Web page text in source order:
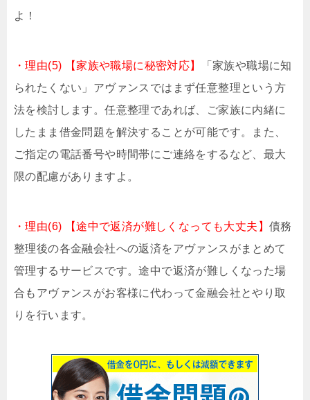
よ！
・理由(5) 【家族や職場に秘密対応】
「家族や職場に知
られたくない」アヴァンスではまず任意整理という方
法を検討します。任意整理であれば、ご家族に内緒に
したまま借金問題を解決することが可能です。また、
ご指定の電話番号や時間帯にご連絡をするなど、最大
限の配慮がありますよ。
・理由(6) 【途中で返済が難しくなっても大丈夫】 債務
整理後の各金融会社への返済をアヴァンスがまとめて
管理するサービスです。途中で返済が難しくなった場
合もアヴァンスがお客様に代わって金融会社とやり取
りを行います。